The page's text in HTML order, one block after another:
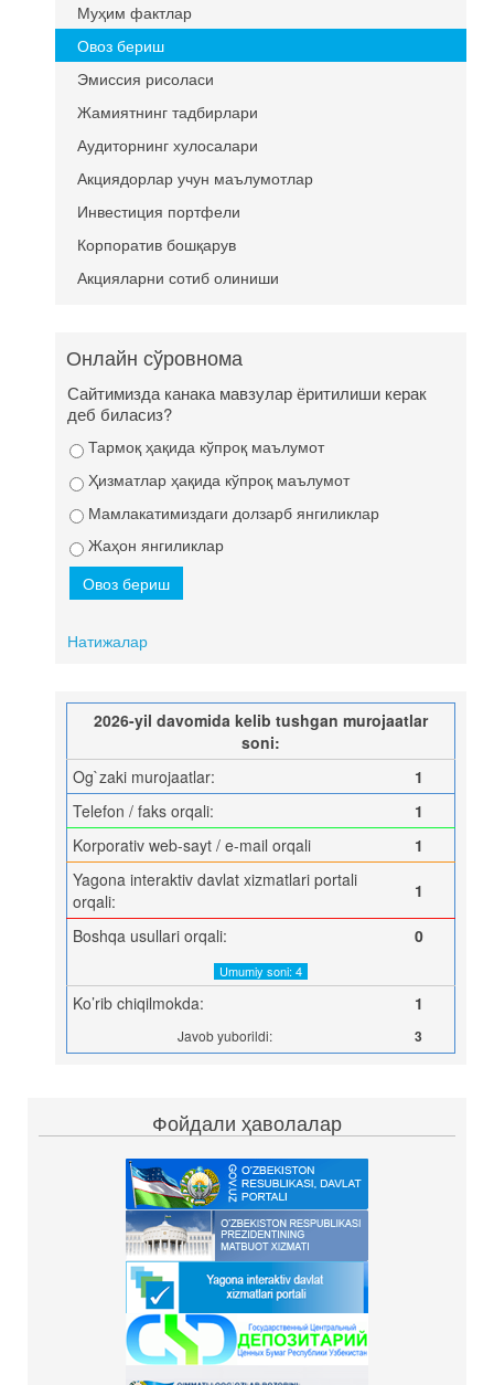
Муҳим фактлар
Овоз бериш
Эмиссия рисоласи
Жамиятнинг тадбирлари
Аудиторнинг хулосалари
Акциядорлар учун маълумотлар
Инвестиция портфели
Корпоратив бошқарув
Акцияларни сотиб олиниши
Онлайн сўровнома
Сайтимизда канака мавзулар ёритилиши керак
деб биласиз?
Тармоқ ҳақида кўпроқ маълумот
Ҳизматлар ҳақида кўпроқ маълумот
Мамлакатимиздаги долзарб янгиликлар
Жаҳон янгиликлар
Натижалар
2026-yil davomida kelib tushgan murojaatlar
soni:
Og`zaki murojaatlar:
1
Telefon / faks orqali:
1
Korporativ web-sayt / e-mail orqali
1
Yagona interaktiv davlat xizmatlari portali
orqali:
1
Boshqa usullari orqali: 0
Umumiy soni: 4
Ko’rib chiqilmokda: 1
Javob yuborildi: 3
Фойдали ҳаволалар